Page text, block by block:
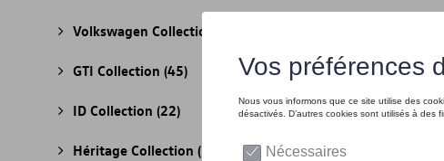
Volkswagen Collection
GTI Collection (45)
ID Collection (22)
Héritage Collection (13)